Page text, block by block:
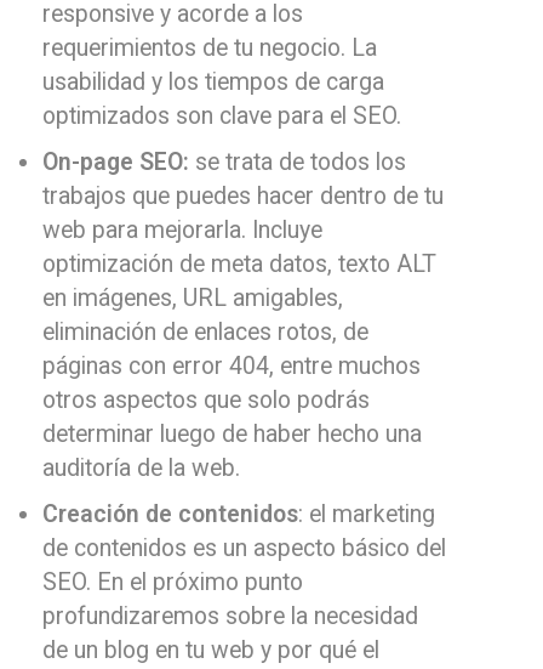
responsive y acorde a los
requerimientos de tu negocio. La
usabilidad y los tiempos de carga
optimizados son clave para el SEO.
On-page SEO: se trata de todos los
trabajos que puedes hacer dentro de tu
web para mejorarla. Incluye
optimización de meta datos, texto ALT
en imágenes, URL amigables,
eliminación de enlaces rotos, de
páginas con error 404, entre muchos
otros aspectos que solo podrás
determinar luego de haber hecho una
auditoría de la web.
Creación de contenidos: el marketing
de contenidos es un aspecto básico del
SEO. En el próximo punto
profundizaremos sobre la necesidad
de un blog en tu web y por qué el